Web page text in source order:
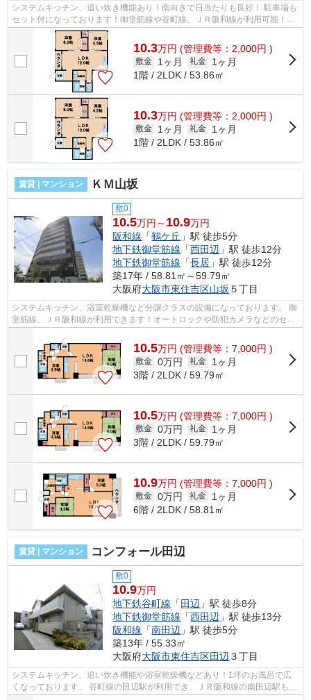
システムキッチン、追い炊き機能あり！南向きで日当たりも良好！ 駐車場も
セット付になっております！御堂筋線や谷町線、ＪＲ阪和線が利用可能！
■□■□■□■□■□■□■□■□■□■□■□■□■□■□■□■□■...
10.3万円 (管理費等：2,000円 )
敷金 1ヶ月 礼金
1ヶ月
1階 / 2LDK / 53.86㎡
10.3万円 (管理費等：2,000円 )
敷金 1ヶ月 礼金
1ヶ月
1階 / 2LDK / 53.86㎡
賃貸 | マンション ＫＭ山坂
敷0
10.5万円～ 10.9万円
阪和線 「鶴ケ丘 」駅 徒歩5分
地下鉄御堂筋線 「西田辺 」駅 徒歩12分
地下鉄御堂筋線 「長居 」駅 徒歩12分
築17年 / 58.81㎡～59.79㎡
大阪府大阪市東住吉区山坂 ５丁目
システムキッチン、浴室乾燥機など分譲クラスの設備になっております。 御
堂筋線、ＪＲ阪和線が利用できます！オートロックや防犯カメラなどのセキ
10.5万円 (管理費等：7,000円 )
敷金 0万円 礼金
1ヶ月
3階 / 2LDK / 59.79㎡
10.5万円 (管理費等：7,000円 )
敷金 0万円 礼金
1ヶ月
3階 / 2LDK / 59.79㎡
10.9万円 (管理費等：7,000円 )
敷金 0万円 礼金
1ヶ月
6階 / 2LDK / 58.81㎡
賃貸 | マンション コンフォール田辺
敷0
10.9万円
地下鉄谷町線 「 田辺 」駅 徒歩8分
地下鉄御堂筋線 「西田辺 」駅 徒歩13分
阪和線 「南田辺 」駅 徒歩5分
築13年 / 55.33㎡
大阪府大阪市東住吉区田辺 ３丁目
システムキッチン、追い炊き機能や浴室乾燥機などあり！1坪のお風呂で広
くなっております。 谷町線の田辺駅が利用でき、ＪＲ阪和線の南田辺駅も近